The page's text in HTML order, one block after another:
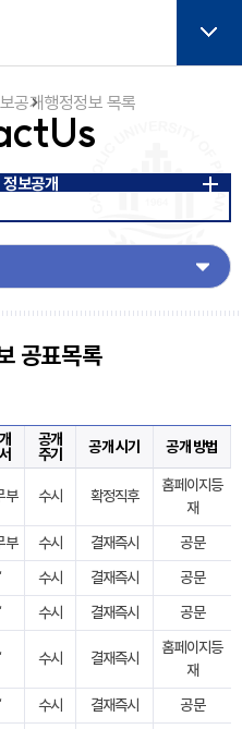
공개행정정보 목록
정보공개
공표목록
공개
주기 공개 시기 공개 방법
부 수시 확정직후
홈페이지등
재
부 수시 결재즉시
공문
수시 결재즉시
공문
수시 결재즉시 공문
수시 결재즉시
홈페이지등
재
수시 결재즉시 공문